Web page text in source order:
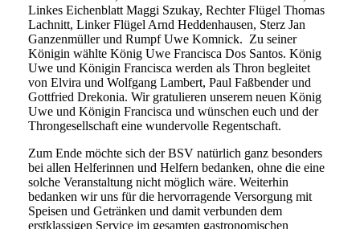
Linkes Eichenblatt Maggi Szukay, Rechter Flügel Thomas
Lachnitt, Linker Flügel Arnd Heddenhausen, Sterz Jan
Ganzenmüller und Rumpf Uwe Komnick. Zu seiner
Königin wählte König Uwe Francisca Dos Santos. König
Uwe und Königin Francisca werden als Thron begleitet
von Elvira und Wolfgang Lambert, Paul Faßbender und
Gottfried Drekonia. Wir gratulieren unserem neuen König
Uwe und Königin Francisca und wünschen euch und der
Throngesellschaft eine wundervolle Regentschaft.
Zum Ende möchte sich der BSV natürlich ganz besonders
bei allen Helferinnen und Helfern bedanken, ohne die eine
solche Veranstaltung nicht möglich wäre. Weiterhin
bedanken wir uns für die hervorragende Versorgung mit
Speisen und Getränken und damit verbunden dem
erstklassigen Service im gesamten gastronomischen